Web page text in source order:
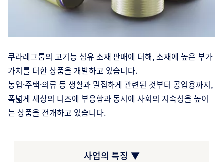
쿠라레그룹의 고기능 섬유 소재 판매에 더해, 소재에 높은 부가
가치를 더한 상품을 개발하고 있습니다.
농업·주택·의류 등 생활과 밀접하게 관련된 것부터 공업용까지,
폭넓게 세상의 니즈에 부응함과 동시에 사회의 지속성을 높이
는 상품을 전개하고 있습니다.
사업의 특징 ▼